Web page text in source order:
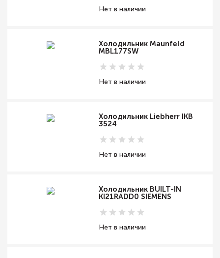
Нет в наличии
Холодильник Maunfeld
MBL177SW
Нет в наличии
Холодильник Liebherr IKB
3524
Нет в наличии
Холодильник BUILT-IN
KI21RADD0 SIEMENS
Нет в наличии